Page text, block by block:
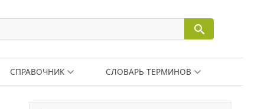
СПРАВОЧНИК СЛОВАРЬ ТЕРМИНОВ